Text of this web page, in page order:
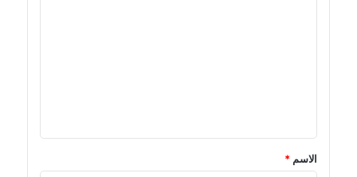
*
الاسم *